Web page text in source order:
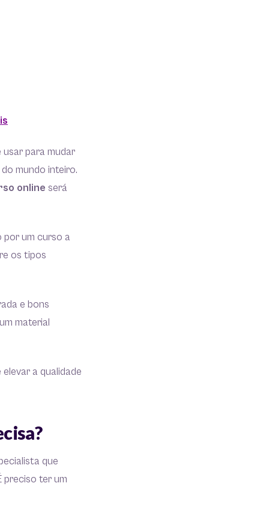
usar para mudar
mundo inteiro.
online será
por um curso a
os tipos
e bons
material
a qualidade
que
preciso ter um